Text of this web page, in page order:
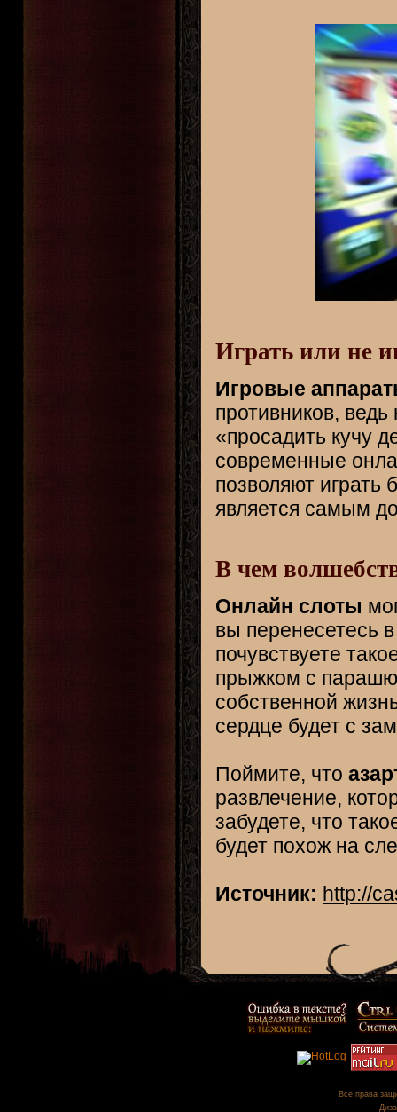
Играть или не
Игровые
противников,
«просадить кучу
современные
позволяют
является самым
В чем
Онлайн слоты
вы перенесетесь
почувствуете
прыжком с
собственной
сердце будет с
Поймите, что
развлечение,
забудете, что
будет похож на
Источник: http://
Все права